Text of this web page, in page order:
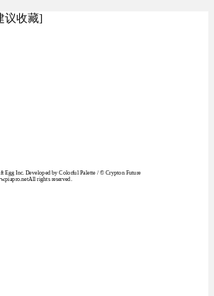
议收藏]
Egg Inc. Developed by Colorful Palette / © Crypton Future
rights reserved.